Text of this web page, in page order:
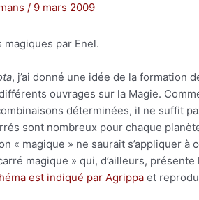
/ 9 mars 2009
magiques par Enel.
, j’ai donné une idée de la formation
ouvrages sur la Magie.
déterminées, il ne suffit
sont nombreux pour chaque
« magique » ne saurait s’appliquer
magique » qui, d’ailleurs,
est indiqué par Agrippa et